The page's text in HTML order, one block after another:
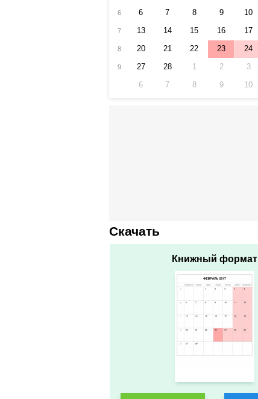
6 6 7 8 9 10
7 13 14 15 16 17
8 20 21 22 23 24
9 27 28 1 2 3
6
7 8 9 10
Скачать
Книжный формат